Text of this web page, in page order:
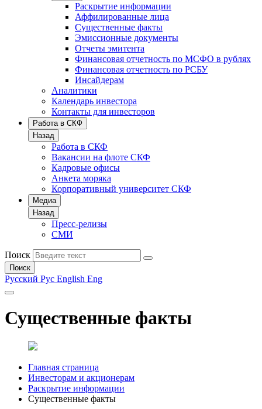
Раскрытие информации
Аффилированные лица
Существенные факты
Эмиссионные документы
Отчеты эмитента
Финансовая отчетность по МСФО в рублях
Финансовая отчетность по РСБУ
Инсайдерам
Аналитики
Календарь инвестора
Контакты для инвесторов
Работа в СКФ
Назад
Работа в СКФ
Вакансии на флоте СКФ
Кадровые офисы
Анкета моряка
Корпоративный университет СКФ
Медиа
Назад
Пресс-релизы
СМИ
Поиск
Поиск
Русский Рус English Eng
Существенные факты
Главная страница
Инвесторам и акционерам
Раскрытие информации
Существенные факты